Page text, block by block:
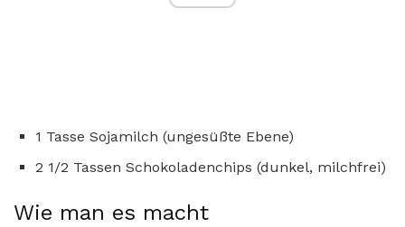
1 Tasse Sojamilch (ungesüßte Ebene)
2 1/2 Tassen Schokoladenchips (dunkel, milchfrei)
Wie man es macht